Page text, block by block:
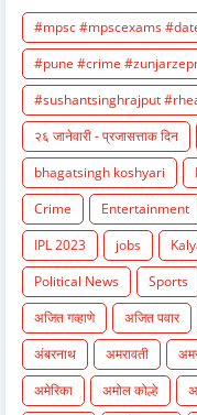
#mpsc #mpscexams
#pune #crime
#sushantsinghrajput
२६ जानेवारी - प्रजासत्ताक दिन
bhagatsingh koshyari
Crime
Entertainment
IPL 2023
jobs
Political News
Sports
अजित गव्हाणे
अजित पवार
अंबरनाथ
अमरावती
अमेरिका
अमोल कोल्हे